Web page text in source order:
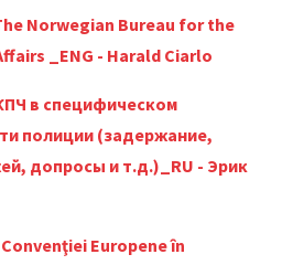
Norwegian Bureau for the
_ENG - Harald Ciarlo
в специфическом
полиции (задержание,
допросы и т.д.)_RU - Эрик
Europene în